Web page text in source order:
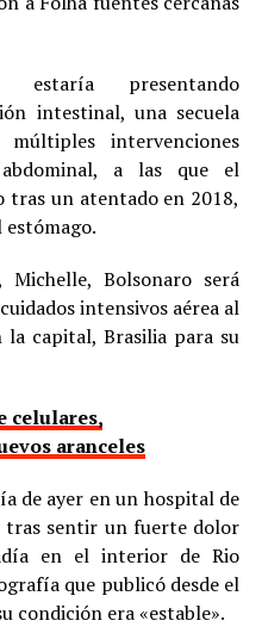
presentando
intestinal, una secuela
intervenciones
a las que el
tras un atentado en 2018,
estómago.
Bolsonaro será
intensivos aérea al
la capital, Brasilia para su
celulares,
aranceles
de ayer en un hospital de
tras sentir un fuerte dolor
en el interior de Rio
que publicó desde el
condición era «estable».